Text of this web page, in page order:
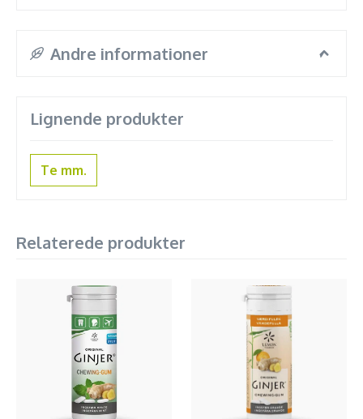
Andre informationer
Lignende produkter
Te mm.
Relaterede produkter